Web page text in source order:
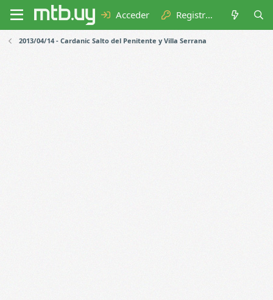
Acceder Registrarse
2013/04/14 - Cardanic Salto del Penitente y Villa Serrana